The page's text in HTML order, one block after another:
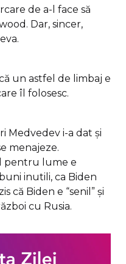
de a-l face să
Dar, sincer,
un astfel de limbaj e
îl folosesc.
Medvedev i-a dat și
menajeze.
pentru lume e
inutili, ca Biden
că Biden e “senil” și
cu Rusia.